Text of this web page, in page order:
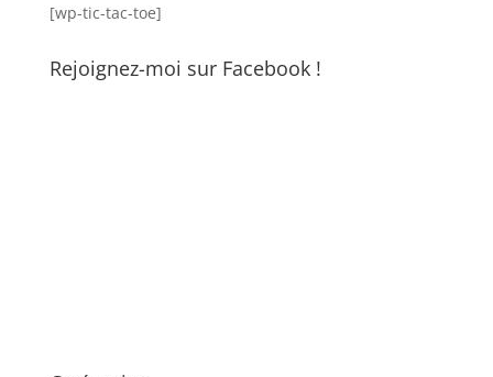
[wp-tic-tac-toe]
Rejoignez-moi sur Facebook !